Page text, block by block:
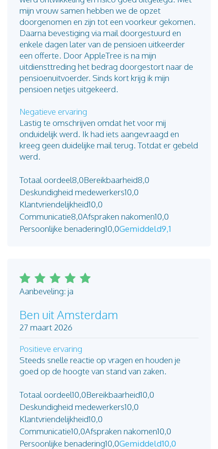
mijn vrouw samen hebben we de opzet
doorgenomen en zijn tot een voorkeur gekomen.
Daarna bevestiging via mail doorgestuurd en
enkele dagen later van de pensioen uitkeerder
een offerte. Door AppleTree is na mijn
uitdiensttreding het bedrag doorgestort naar de
pensioenuitvoerder. Sinds kort krijg ik mijn
pensioen netjes uitgekeerd.
Negatieve ervaring
Lastig te omschrijven omdat het voor mij
onduidelijk werd. Ik had iets aangevraagd en
kreeg geen duidelijke mail terug. Totdat er gebeld
werd.
Totaal oordeel8,0Bereikbaarheid8,0
Deskundigheid medewerkers10,0
Klantvriendelijkheid10,0
Communicatie8,0Afspraken nakomen10,0
Persoonlijke benadering10,0Gemiddeld9,1
Aanbeveling: ja
Ben uit Amsterdam
27 maart 2026
Positieve ervaring
Steeds snelle reactie op vragen en houden je
goed op de hoogte van stand van zaken.
Totaal oordeel10,0Bereikbaarheid10,0
Deskundigheid medewerkers10,0
Klantvriendelijkheid10,0
Communicatie10,0Afspraken nakomen10,0
Persoonlijke benadering10,0Gemiddeld10,0